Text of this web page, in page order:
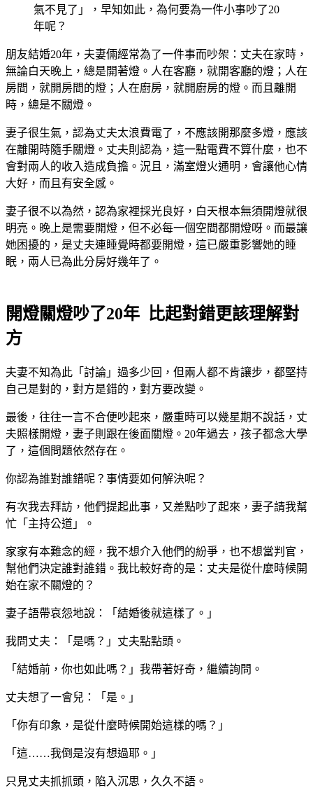
氣不見了」，早知如此，為何要為一件小事吵了20
年呢？
朋友結婚20年，夫妻倆經常為了一件事而吵架：丈夫在家時，
無論白天晚上，總是開著燈。人在客廳，就開客廳的燈；人在
房間，就開房間的燈；人在廚房，就開廚房的燈。而且離開
時，總是不關燈。
妻子很生氣，認為丈夫太浪費電了，不應該開那麼多燈，應該
在離開時隨手關燈。丈夫則認為，這一點電費不算什麼，也不
會對兩人的收入造成負擔。況且，滿室燈火通明，會讓他心情
大好，而且有安全感。
妻子很不以為然，認為家裡採光良好，白天根本無須開燈就很
明亮。晚上是需要開燈，但不必每一個空間都開燈呀。而最讓
她困擾的，是丈夫連睡覺時都要開燈，這已嚴重影響她的睡
眠，兩人已為此分房好幾年了。
開燈關燈吵了20年 比起對錯更該理解對
方
夫妻不知為此「討論」過多少回，但兩人都不肯讓步，都堅持
自己是對的，對方是錯的，對方要改變。
最後，往往一言不合便吵起來，嚴重時可以幾星期不說話，丈
夫照樣開燈，妻子則跟在後面關燈。20年過去，孩子都念大學
了，這個問題依然存在。
你認為誰對誰錯呢？事情要如何解決呢？
有次我去拜訪，他們提起此事，又差點吵了起來，妻子請我幫
忙「主持公道」。
家家有本難念的經，我不想介入他們的紛爭，也不想當判官，
幫他們決定誰對誰錯。我比較好奇的是：丈夫是從什麼時候開
始在家不關燈的？
妻子語帶哀怨地說：「結婚後就這樣了。」
我問丈夫：「是嗎？」丈夫點點頭。
「結婚前，你也如此嗎？」我帶著好奇，繼續詢問。
丈夫想了一會兒：「是。」
「你有印象，是從什麼時候開始這樣的嗎？」
「這……我倒是沒有想過耶。」
只見丈夫抓抓頭，陷入沉思，久久不語。